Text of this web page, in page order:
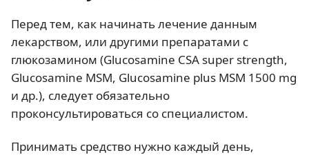
Перед тем, как начинать лечение данным
лекарством, или другими препаратами с
глюкозамином (Glucosamine CSA super strength,
Glucosamine MSM, Glucosamine plus MSM 1500 mg
и др.), следует обязательно
проконсультироваться со специалистом.
Принимать средство нужно каждый день,